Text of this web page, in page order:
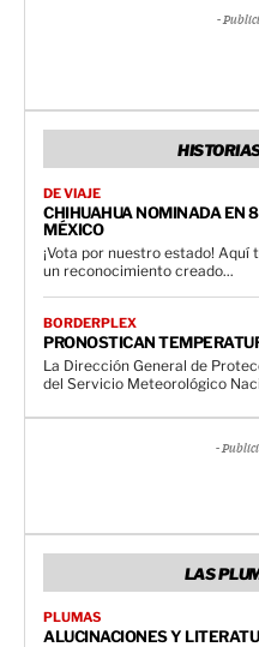
-
DE VIAJE
CHIHUAHUA NOMINADA EN
MÉXICO
¡Vota por nuestro estado! Aquí te
un reconocimiento creado...
BORDERPLEX
PRONOSTICAN
La Dirección General de
del Servicio Meteorológico
-
LAS
PLUMAS
ALUCINACIONES Y